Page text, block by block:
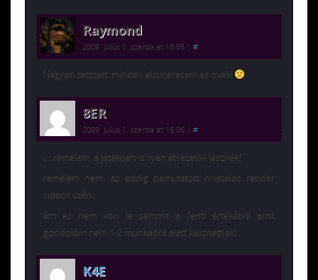
Raymond
2009. július 1. szerda at 16:05 #
Nagyon tetszett, minden elismeresem az ovek!
8ER
2009. július 1. szerda at 16:06 #
„…remélem, a játékban is ilyen átvezetők lesznek!”
remélem nem, az eddig bemutatott hivatalos render
videok után..
ám ez nem von le semmit a fenti értékéből amit
gondolom nem 1-2 munkaóra alatt készített(ek).
K4E